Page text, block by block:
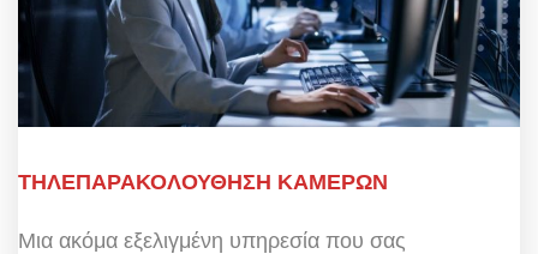
ΤΗΛΕΠΑΡΑΚΟΛΟΥΘΗΣΗ ΚΑΜΕΡΩΝ
Μια ακόμα εξελιγμένη υπηρεσία που σας